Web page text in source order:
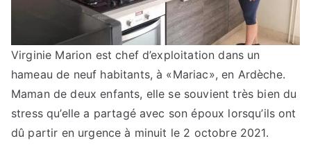
Virginie Marion est chef d’exploitation dans un
hameau de neuf habitants, à «Mariac», en Ardèche.
Maman de deux enfants, elle se souvient très bien du
stress qu’elle a partagé avec son époux lorsqu’ils ont
dû partir en urgence à minuit le 2 octobre 2021.